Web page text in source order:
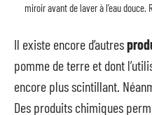
miroir avant de laver à l’eau
Il existe encore d’autres
pomme de terre et dont
encore plus scintillant.
Des produits chimiques